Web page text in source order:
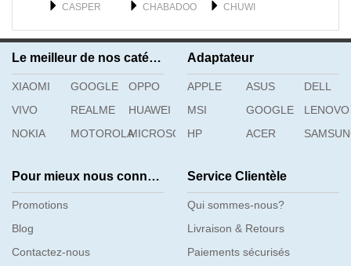
CASPER
CHABADOO
CHUWI
GETAC
GFL
GIGABYTE
H3C
HAIER
HASEE
Le meilleur de nos catégories
XIAOMI GOOGLE
OPPO
VIVO
REALME
HUAWEI
NOKIA
MOTOROLAMICROSOFT
Adaptateur
APPLE ASUS
DELL
MSI
GOOGLE
LENOVO
HP
ACER
Pour mieux nous connaître
Promotions
Blog
Contactez-nous
Service Clientèle
Qui sommes-nous?
Livraison & Retours
Paiements sécurisés